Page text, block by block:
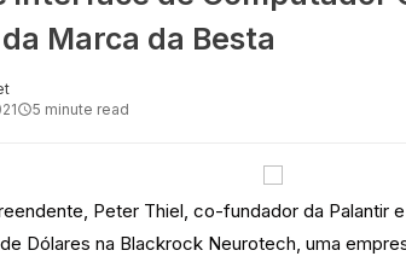
Marca da Besta
5 minute read
Peter Thiel, co-fundador da Palantir
Dólares na Blackrock Neurotech, uma